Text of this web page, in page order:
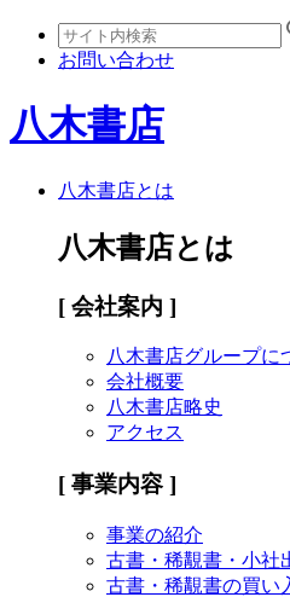
お問い合わせ
八木書店
八木書店とは
八木書店とは
[ 会社案内 ]
八木書店グループに
会社概要
八木書店略史
アクセス
[ 事業内容 ]
事業の紹介
古書・稀覯書・小社
古書・稀覯書の買い